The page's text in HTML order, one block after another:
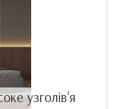
узголів'я